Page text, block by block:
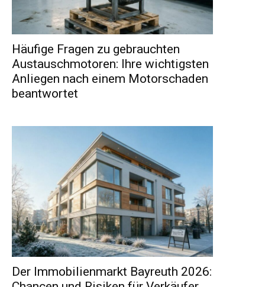
Häufige Fragen zu gebrauchten
Austauschmotoren: Ihre wichtigsten
Anliegen nach einem Motorschaden
beantwortet
Der Immobilienmarkt Bayreuth 2026: